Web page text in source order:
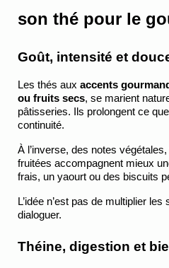
son thé pour le
Goût, intensité et
Les thés aux accents
ou fruits secs, se marient
pâtisseries. Ils prolongent ce
continuité.
À l’inverse, des notes
fruitées accompagnent mieux
frais, un yaourt ou des biscuits
L’idée n’est pas de multiplier
dialoguer.
Théine, digestion et